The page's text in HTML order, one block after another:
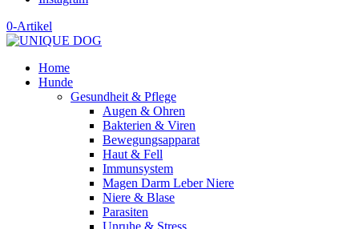
0-Artikel
Home
Hunde
Gesundheit & Pflege
Augen & Ohren
Bakterien & Viren
Bewegungsapparat
Haut & Fell
Immunsystem
Magen Darm Leber Niere
Niere & Blase
Parasiten
Unruhe & Stress